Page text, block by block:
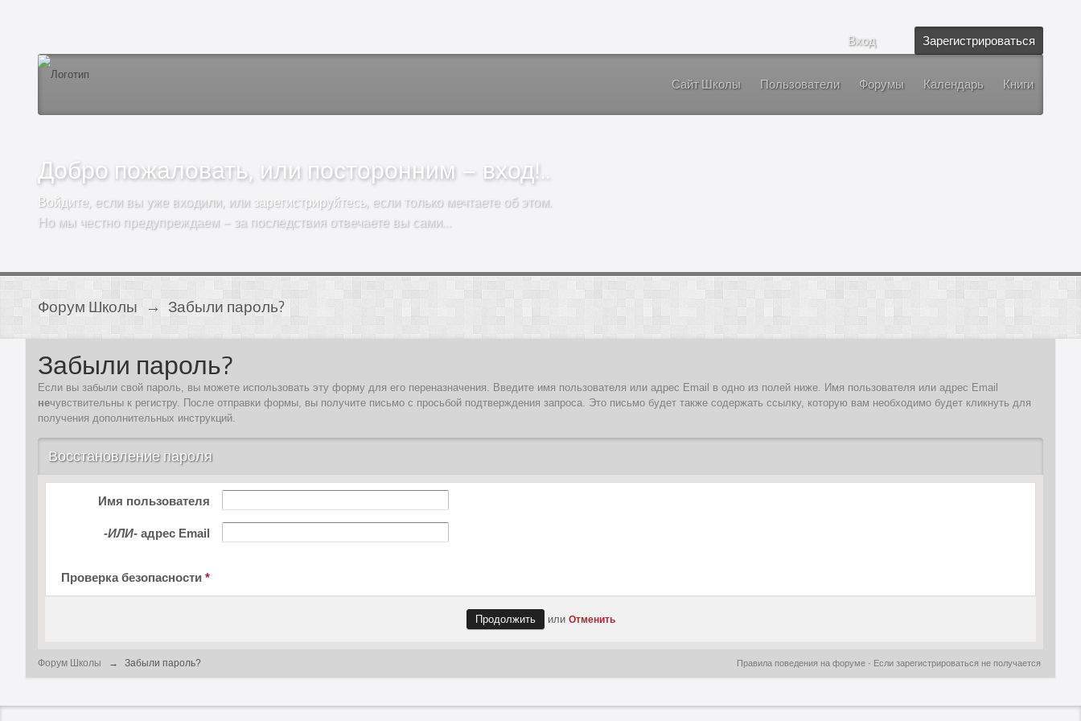
Вход Зарегистрироваться
Сайт Школы Пользователи Форумы Календарь Книги
Добро пожаловать, или посторонним – вход!..
Войдите, если вы уже входили, или зарегистрируйтесь, если только мечтаете об этом.
Но мы честно предупреждаем – за последствия отвечаете вы сами…
Форум Школы → Забыли пароль?
Забыли пароль?
Если вы забыли свой пароль, вы можете использовать эту форму для его переназначения. Введите имя пользователя или адрес Email в одно из полей ниже. Имя пользователя или адрес Email
нечувствительны к регистру. После отправки формы, вы получите письмо с просьбой подтверждения запроса. Это письмо будет также содержать ссылку, которую вам необходимо будет кликнуть для
получения дополнительных инструкций.
Восстановление пароля
Имя пользователя
-ИЛИ- адрес Email
Проверка безопасности*
или Отменить
Форум Школы → Забыли пароль? Если зарегистрироваться не получается
Правила поведения на форуме ·